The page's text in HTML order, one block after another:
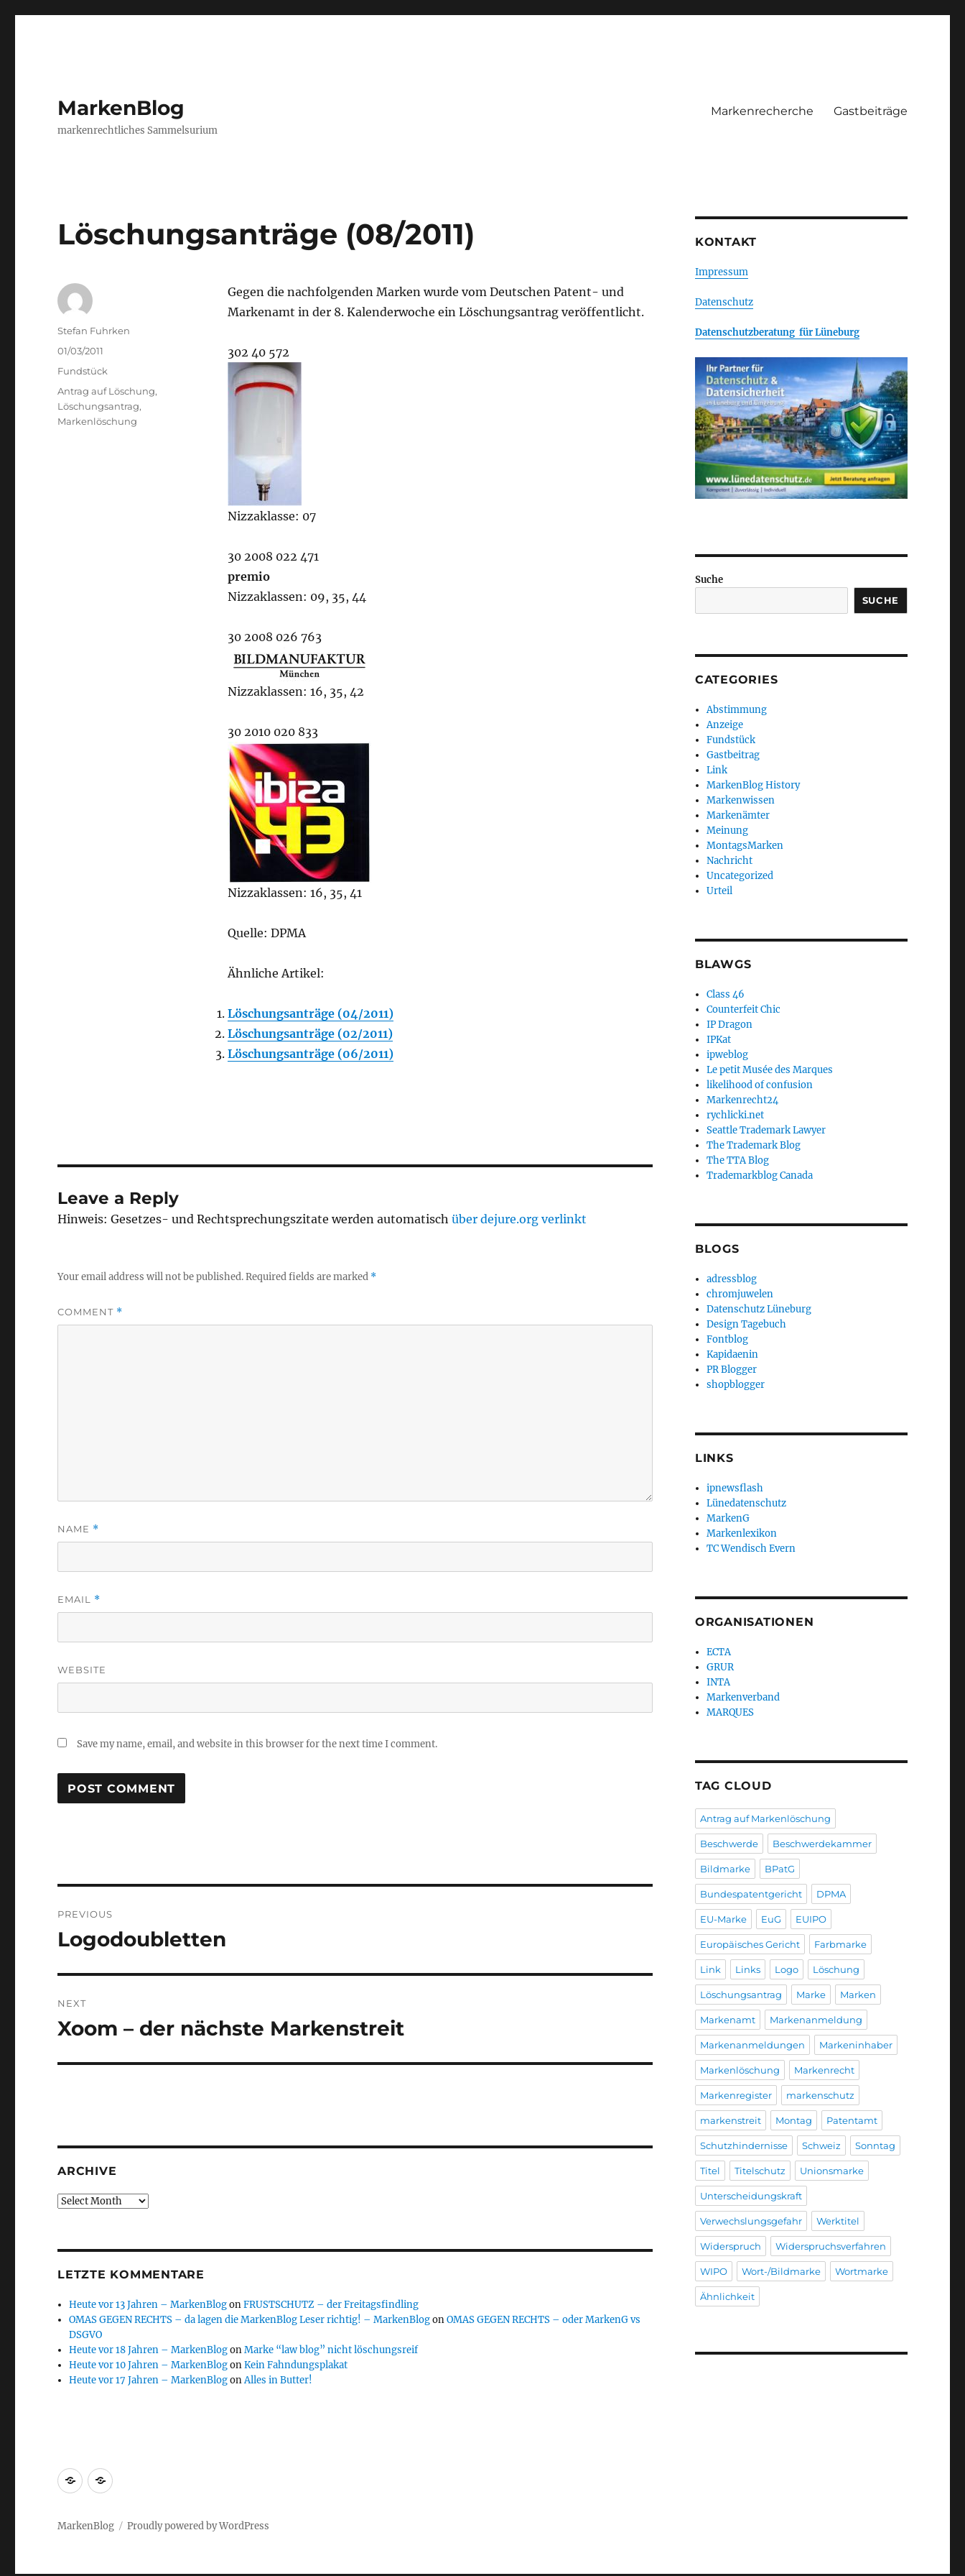
MarkenBlog
markenrechtliches Sammelsurium
Markenrecherche Gastbeiträge
Löschungsanträge (08/2011)
Gegen die nachfolgenden Marken wurde vom Deutschen Patent- und
Markenamt in der 8. Kalenderwoche ein Löschungsantrag veröffentlicht.
302 40 572
Nizzaklasse: 07
30 2008 022 471
premio
Nizzaklassen: 09, 35, 44
30 2008 026 763
Nizzaklassen: 16, 35, 42
30 2010 020 833
Nizzaklassen: 16, 35, 41
Quelle: DPMA
Ähnliche Artikel:
Löschungsanträge (04/2011)
Löschungsanträge (02/2011)
Löschungsanträge (06/2011)
Author
Stefan Fuhrken
Posted
01/03/2011
Categories
Fundstück
Tags
Antrag auf Löschung,
Löschungsantrag,
Markenlöschung
Leave a Reply
Hinweis: Gesetzes- und Rechtsprechungszitate werden automatischüber dejure.org verlinkt
Your email address will not be published.Required fields are marked *
COMMENT *
NAME *
EMAIL *
WEBSITE
Save my name, email, and website in this browser for the next time I comment.
navigation
PREVIOUS
Previous
Logodoubletten
NEXT
Next
Xoom – der nächste Markenstreit
ARCHIVE
Archive
LETZTE KOMMENTARE
Heute vor 13 Jahren – MarkenBlogonFRUSTSCHUTZ – der Freitagsfindling
OMAS GEGEN RECHTS – da lagen die MarkenBlog Leser richtig! – MarkenBlogonOMAS GEGEN RECHTS – oder MarkenG vs
DSGVO
Heute vor 18 Jahren – MarkenBlogonMarke “law blog” nicht löschungsreif
Heute vor 10 Jahren – MarkenBlogonKein Fahndungsplakat
Heute vor 17 Jahren – MarkenBlogonAlles in Butter!
KONTAKT
Impressum
Datenschutz
Datenschutzberatung für Lüneburg
Suche
SUCHE
CATEGORIES
Abstimmung
Anzeige
Fundstück
Gastbeitrag
Link
MarkenBlog History
Markenwissen
Markenämter
Meinung
MontagsMarken
Nachricht
Uncategorized
Urteil
BLAWGS
Class 46
Counterfeit Chic
IP Dragon
IPKat
ipweblog
Le petit Musée des Marques
likelihood of confusion
Markenrecht24
rychlicki.net
Seattle Trademark Lawyer
The Trademark Blog
The TTA Blog
Trademarkblog Canada
BLOGS
adressblog
chromjuwelen
Datenschutz Lüneburg
Design Tagebuch
Fontblog
Kapidaenin
PR Blogger
shopblogger
LINKS
ipnewsflash
Lünedatenschutz
MarkenG
Markenlexikon
TC Wendisch Evern
ORGANISATIONEN
ECTA
GRUR
INTA
Markenverband
MARQUES
TAG CLOUD
Antrag auf Markenlöschung
Beschwerde Beschwerdekammer
Bildmarke BPatG
Bundespatentgericht DPMA
EU-Marke EuG EUIPO
Europäisches Gericht Farbmarke
Link Links Logo Löschung
Löschungsantrag Marke Marken
Markenamt Markenanmeldung
Markenanmeldungen Markeninhaber
Markenlöschung Markenrecht
Markenregister markenschutz
markenstreit Montag Patentamt
Schutzhindernisse Schweiz Sonntag
Titel Titelschutz Unionsmarke
Unterscheidungskraft
Verwechslungsgefahr Werktitel
Widerspruch Widerspruchsverfahren
WIPO Wort-/Bildmarke Wortmarke
Ähnlichkeit
Markenrecherche
Gastbeiträge
MarkenBlog Proudly powered by WordPress